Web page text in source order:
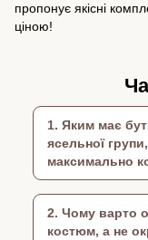
пропонує якісні
ціною!
1. Яким має
ясельної
максимально
2. Чому варто
костюм, а не